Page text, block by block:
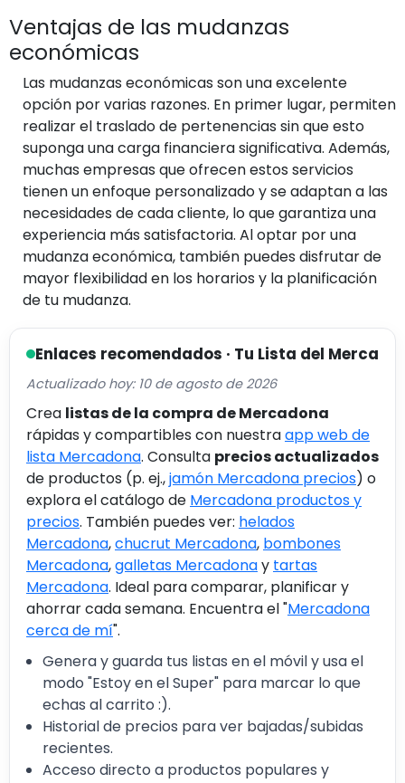
Ventajas de las mudanzas
económicas
Las mudanzas económicas son una excelente
opción por varias razones. En primer lugar, permiten
realizar el traslado de pertenencias sin que esto
suponga una carga financiera significativa. Además,
muchas empresas que ofrecen estos servicios
tienen un enfoque personalizado y se adaptan a las
necesidades de cada cliente, lo que garantiza una
experiencia más satisfactoria. Al optar por una
mudanza económica, también puedes disfrutar de
mayor flexibilidad en los horarios y la planificación
de tu mudanza.
Enlaces recomendados · Tu Lista del Merca
Actualizado hoy: 10 de agosto de 2026
Crea listas de la compra de Mercadona
rápidas y compartibles con nuestraapp web de
lista Mercadona. Consulta precios actualizados
de productos (p. ej.,jamón Mercadona precios) o
explora el catálogo de Mercadona productos y
precios. También puedes ver: helados
Mercadona,chucrut Mercadona, bombones
Mercadona,galletas Mercadonay tartas
Mercadona. Ideal para comparar, planificar y
ahorrar cada semana. Encuentra el "Mercadona
cerca de mí".
Genera y guarda tus listas en el móvil y usa el
modo "Estoy en el Super" para marcar lo que
echas al carrito :).
Historial de precios para ver bajadas/subidas
recientes.
Acceso directo a productos populares y